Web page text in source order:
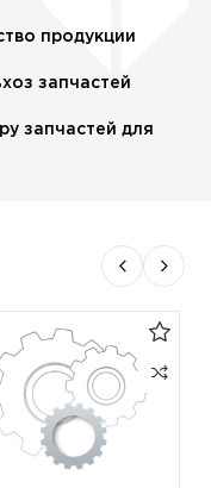
продукции
запчастей
запчастей для